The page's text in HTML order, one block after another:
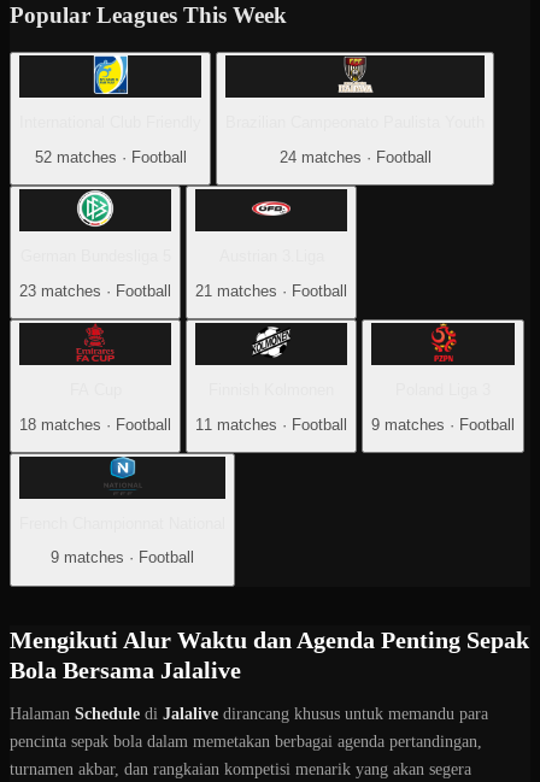
Popular Leagues This Week
52 matches · Football
24 matches · Football
23 matches · Football
21 matches · Football
18 matches · Football
11 matches · Football
9 matches · Football
9 matches · Football
Mengikuti Alur Waktu dan Agenda Penting Sepak
Bola Bersama Jalalive
Halaman Schedule di Jalalive dirancang khusus untuk memandu para
pencinta sepak bola dalam memetakan berbagai agenda pertandingan,
turnamen akbar, dan rangkaian kompetisi menarik yang akan segera